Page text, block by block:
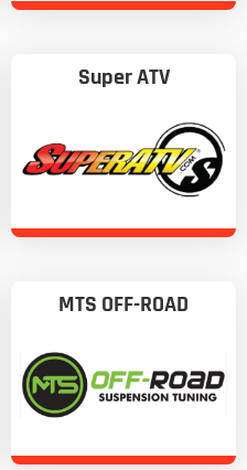
Super ATV
MTS OFF-ROAD